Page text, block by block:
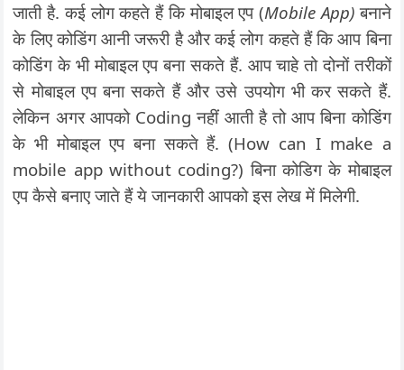
जाती है. कई लोग कहते हैं कि मोबाइल एप (Mobile App)बनाने
के लिए कोडिंग आनी जरूरी है और कई लोग कहते हैं कि आप बिना
कोडिंग के भी मोबाइल एप बना सकते हैं. आप चाहे तो दोनों तरीकों
से मोबाइल एप बना सकते हैं और उसे उपयोग भी कर सकते हैं.
लेकिन अगर आपको Coding नहीं आती है तो आप बिना कोडिंग
के भी मोबाइल एप बना सकते हैं. (How can I make a
mobile app without coding?) बिना कोडिग के मोबाइल
एप कैसे बनाए जाते हैं ये जानकारी आपको इस लेख में मिलेगी.